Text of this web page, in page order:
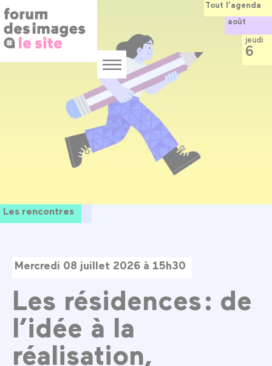
au
contenu
principal
Menu
Les rencontres
Mercredi 08 juillet 2026 à 15h30
Les résidences : de
l’idée à la
réalisation,
Tout l’agenda
août
jeudi
6